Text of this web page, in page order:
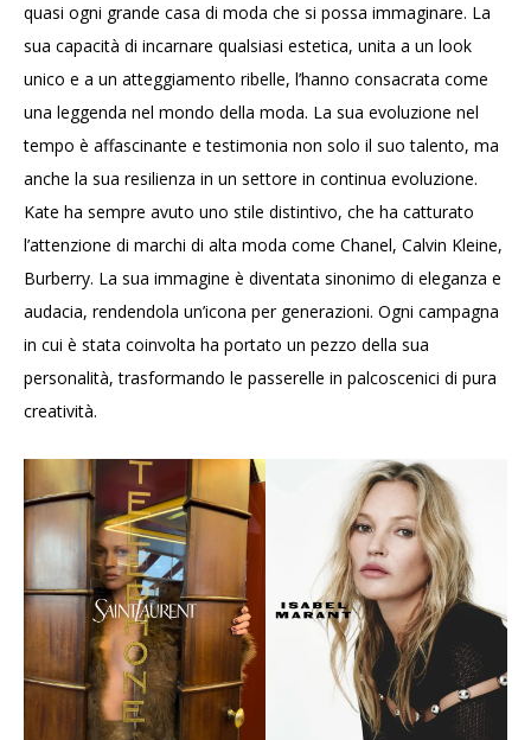
quasi ogni grande casa di moda che si possa immaginare. La
sua capacità di incarnare qualsiasi estetica, unita a un look
unico e a un atteggiamento ribelle, l’hanno consacrata come
una leggenda nel mondo della moda. La sua evoluzione nel
tempo è affascinante e testimonia non solo il suo talento, ma
anche la sua resilienza in un settore in continua evoluzione.
Kate ha sempre avuto uno stile distintivo, che ha catturato
l’attenzione di marchi di alta moda come Chanel, Calvin Kleine,
Burberry. La sua immagine è diventata sinonimo di eleganza e
audacia, rendendola un’icona per generazioni. Ogni campagna
in cui è stata coinvolta ha portato un pezzo della sua
personalità, trasformando le passerelle in palcoscenici di pura
creatività.